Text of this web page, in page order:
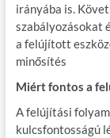
irányába is.
szabályozásokat
a felújított
minősítés
Miért fontos a
A felújítási
kulcsfontosságú